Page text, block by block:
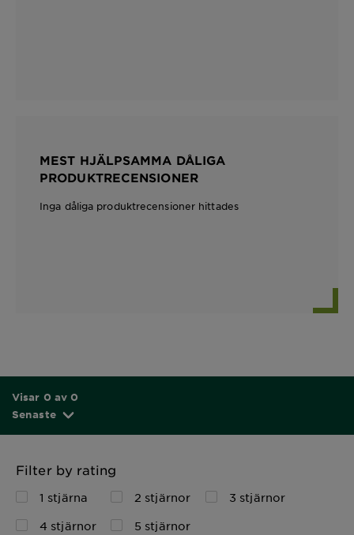
MEST HJÄLPSAMMA DÅLIGA
PRODUKTRECENSIONER
Inga dåliga produktrecensioner hittades
Visar 0 av 0
Senaste
Filter by rating
1 stjärna 2 stjärnor
3 stjärnor
4 stjärnor
5 stjärnor